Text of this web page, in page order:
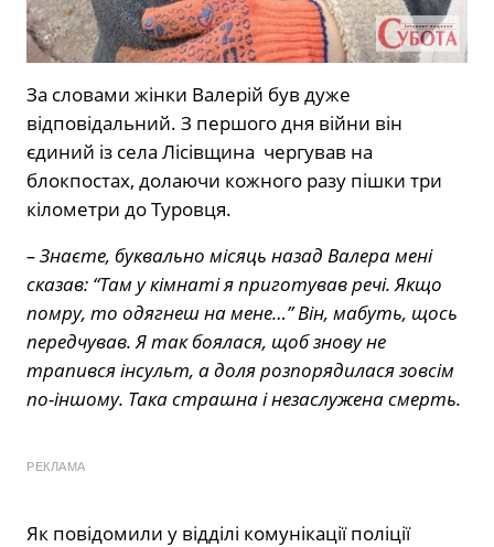
За словами жінки Валерій був дуже
відповідальний. З першого дня війни він
єдиний із села Лісівщина чергував на
блокпостах, долаючи кожного разу пішки три
кілометри до Туровця.
– Знаєте, буквально місяць назад Валера мені
сказав: “Там у кімнаті я приготував речі. Якщо
помру, то одягнеш на мене…” Він, мабуть, щось
передчував. Я так боялася, щоб знову не
трапився інсульт, а доля розпорядилася зовсім
по-іншому. Така страшна і незаслужена смерть.
РЕКЛАМА
Як повідомили у відділі комунікації поліції